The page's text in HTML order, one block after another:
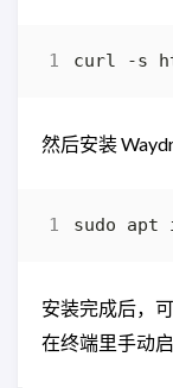
curl -s
然后安装
安装完成后，
在终端里手动启